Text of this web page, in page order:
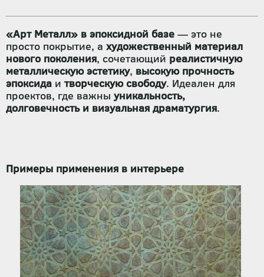
«Арт Металл» в эпоксидной базе — это не
просто покрытие, а художественный материал
нового поколения, сочетающий реалистичную
металлическую эстетику, высокую прочность
эпоксида и творческую свободу. Идеален для
проектов, где важны уникальность,
долговечность и визуальная драматургия.
Примеры применения в интерьере